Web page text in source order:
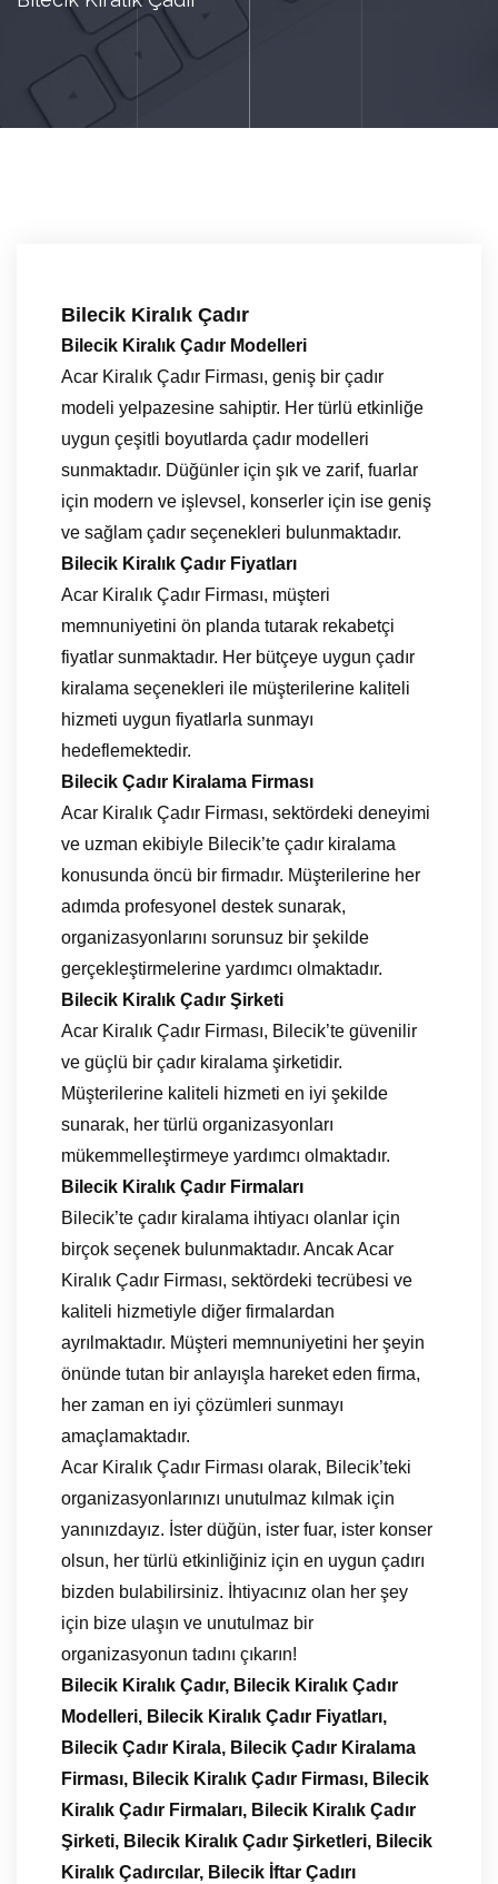
Bilecik Kiralık Çadır
Bilecik Kiralık Çadır Modelleri
Acar Kiralık Çadır Firması, geniş bir çadır
modeli yelpazesine sahiptir. Her türlü etkinliğe
uygun çeşitli boyutlarda çadır modelleri
sunmaktadır. Düğünler için şık ve zarif, fuarlar
için modern ve işlevsel, konserler için ise geniş
ve sağlam çadır seçenekleri bulunmaktadır.
Bilecik Kiralık Çadır Fiyatları
Acar Kiralık Çadır Firması, müşteri
memnuniyetini ön planda tutarak rekabetçi
fiyatlar sunmaktadır. Her bütçeye uygun çadır
kiralama seçenekleri ile müşterilerine kaliteli
hizmeti uygun fiyatlarla sunmayı
hedeflemektedir.
Bilecik Çadır Kiralama Firması
Acar Kiralık Çadır Firması, sektördeki deneyimi
ve uzman ekibiyle Bilecik’te çadır kiralama
konusunda öncü bir firmadır. Müşterilerine her
adımda profesyonel destek sunarak,
organizasyonlarını sorunsuz bir şekilde
gerçekleştirmelerine yardımcı olmaktadır.
Bilecik Kiralık Çadır Şirketi
Acar Kiralık Çadır Firması, Bilecik’te güvenilir
ve güçlü bir çadır kiralama şirketidir.
Müşterilerine kaliteli hizmeti en iyi şekilde
sunarak, her türlü organizasyonları
mükemmelleştirmeye yardımcı olmaktadır.
Bilecik Kiralık Çadır Firmaları
Bilecik’te çadır kiralama ihtiyacı olanlar için
birçok seçenek bulunmaktadır. Ancak Acar
Kiralık Çadır Firması, sektördeki tecrübesi ve
kaliteli hizmetiyle diğer firmalardan
ayrılmaktadır. Müşteri memnuniyetini her şeyin
önünde tutan bir anlayışla hareket eden firma,
her zaman en iyi çözümleri sunmayı
amaçlamaktadır.
Acar Kiralık Çadır Firması olarak, Bilecik’teki
organizasyonlarınızı unutulmaz kılmak için
yanınızdayız. İster düğün, ister fuar, ister konser
olsun, her türlü etkinliğiniz için en uygun çadırı
bizden bulabilirsiniz. İhtiyacınız olan her şey
için bize ulaşın ve unutulmaz bir
organizasyonun tadını çıkarın!
Bilecik Kiralık Çadır, Bilecik Kiralık Çadır
Modelleri, Bilecik Kiralık Çadır Fiyatları,
Bilecik Çadır Kirala, Bilecik Çadır Kiralama
Firması, Bilecik Kiralık Çadır Firması, Bilecik
Kiralık Çadır Firmaları, Bilecik Kiralık Çadır
Şirketi, Bilecik Kiralık Çadır Şirketleri, Bilecik
Kiralık Çadırcılar, Bilecik İftar Çadırı